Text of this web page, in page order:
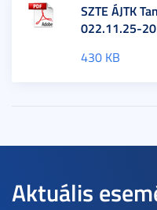
SZTE ÁJTK
022.11.25-
430 KB
Aktuális